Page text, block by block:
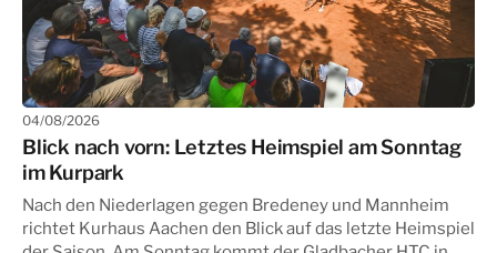
04/08/2026
Blick nach vorn: Letztes Heimspiel am Sonntag
im Kurpark
Nach den Niederlagen gegen Bredeney und Mannheim
richtet Kurhaus Aachen den Blick auf das letzte Heimspiel